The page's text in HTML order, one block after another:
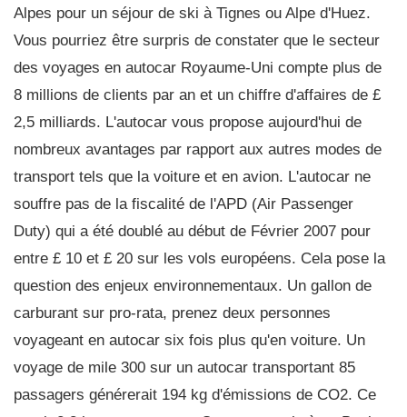
Alpes pour un séjour de ski à Tignes ou Alpe d'Huez.
Vous pourriez être surpris de constater que le secteur
des voyages en autocar Royaume-Uni compte plus de
8 millions de clients par an et un chiffre d'affaires de £
2,5 milliards. L'autocar vous propose aujourd'hui de
nombreux avantages par rapport aux autres modes de
transport tels que la voiture et en avion. L'autocar ne
souffre pas de la fiscalité de l'APD (Air Passenger
Duty) qui a été doublé au début de Février 2007 pour
entre £ 10 et £ 20 sur les vols européens. Cela pose la
question des enjeux environnementaux. Un gallon de
carburant sur pro-rata, prenez deux personnes
voyageant en autocar six fois plus qu'en voiture. Un
voyage de mile 300 sur un autocar transportant 85
passagers générerait 194 kg d'émissions de CO2. Ce